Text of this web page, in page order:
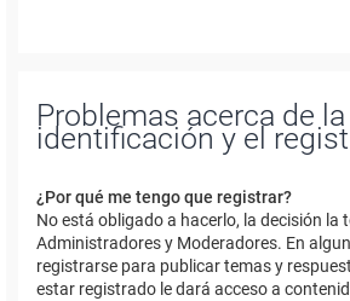
Problemas acerca de la
identificación y el
¿Por qué me tengo que registrar?
No está obligado a hacerlo, la decisión la
Administradores y Moderadores. En
registrarse para publicar temas y
estar registrado le dará acceso a